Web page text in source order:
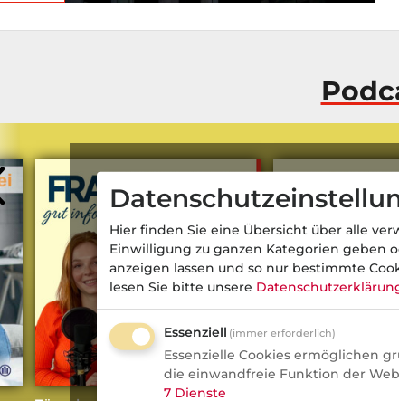
Komposit- Aktuell
Hier finden Sie eine Übersicht über alle
Einwilligung zu ganzen Kategorien geben
anzeigen lassen und so nur bestimmte
lesen Sie bitte unsere
Essenziell (immer erforderlich)
Essenzielle Cookies ermöglichen
die einwandfreie Funktion der
7 Dienste